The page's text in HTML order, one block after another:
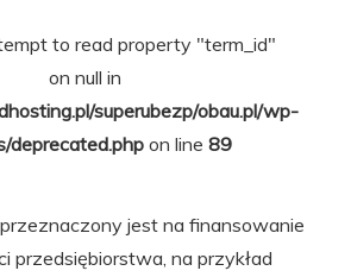
to read property "term_id"
on null in
superubezp/obau.pl/wp-
deprecated.phpon line 89
jest na finansowanie
przedsiębiorstwa, na przykład